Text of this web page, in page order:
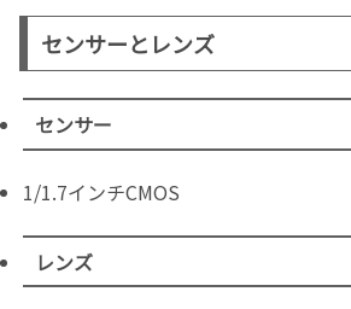
センサーとレンズ
センサー
1/1.7インチCMOS
レンズ